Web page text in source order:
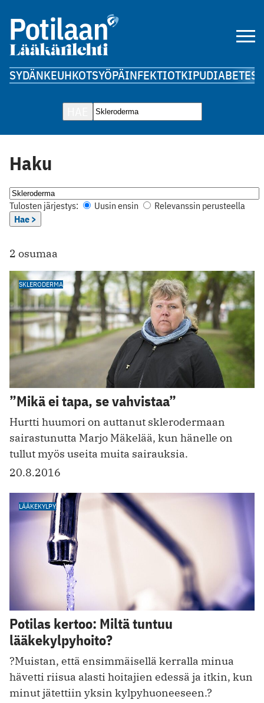
SYDÄNKEUHKOTSYÖPÄINFEKTIOTKIPUDIABETES
Haku
Tulosten järjestys: Uusin ensin
Relevanssin perusteella
Hae >
2 osumaa
SKLERODERMA
”Mikä ei tapa, se vahvistaa”
Hurtti huumori on auttanut sklerodermaan
sairastunutta Marjo Mäkelää, kun hänelle on
tullut myös useita muita sairauksia.
20.8.2016
LÄÄKEKYLPY
Potilas kertoo: Miltä tuntuu
lääkekylpyhoito?
?Muistan, että ensimmäisellä kerralla minua
hävetti riisua alasti hoitajien edessä ja itkin, kun
minut jätettiin yksin kylpyhuoneeseen.?